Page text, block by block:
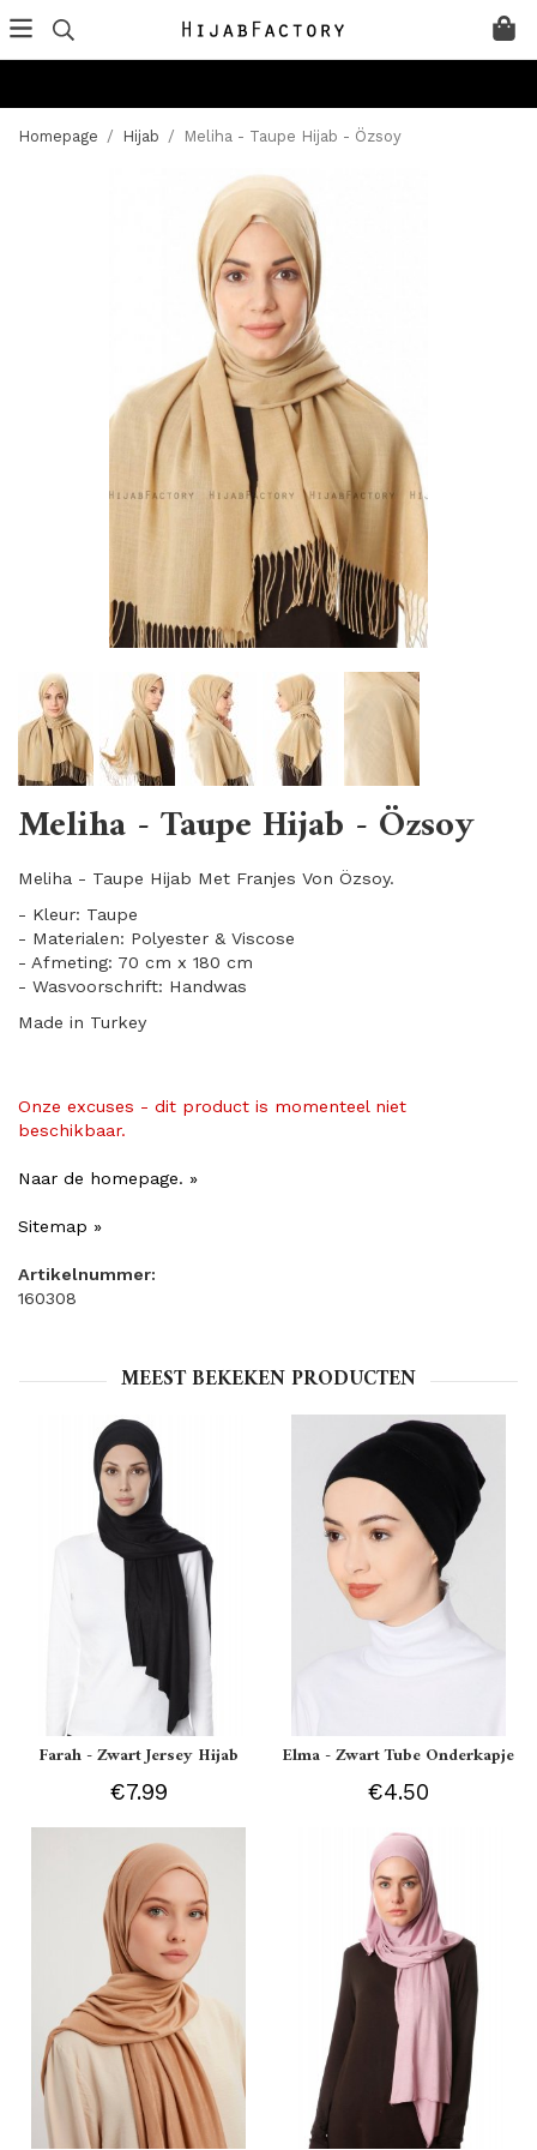
Homepage / Hijab / Meliha - Taupe Hijab - Özsoy
Meliha - Taupe Hijab - Özsoy
Meliha - Taupe Hijab Met Franjes Von Özsoy.
- Kleur: Taupe
- Materialen: Polyester & Viscose
- Afmeting: 70 cm x 180 cm
- Wasvoorschrift: Handwas
Made in Turkey
Onze excuses - dit product is momenteel niet
beschikbaar.
Naar de homepage. »
Sitemap »
Artikelnummer:
160308
MEEST BEKEKEN PRODUCTEN
Farah - Zwart Jersey Hijab
€7.99
Elma - Zwart Tube Onderkapje
€4.50